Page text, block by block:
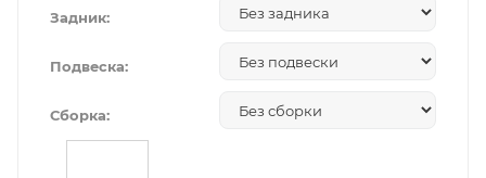
Задник:
Подвеска:
Сборка: